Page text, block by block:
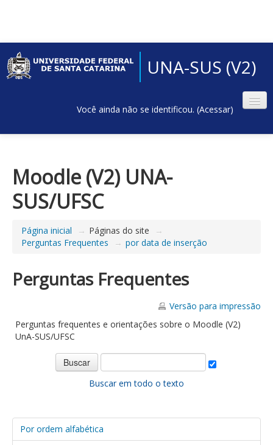
UNA-SUS (V2)
Você ainda não se identificou. (Acessar)
Moodle (V2) UNA-
SUS/UFSC
Página inicial → Páginas do site
→
Perguntas Frequentes
→ por data de inserção
Perguntas Frequentes
Versão para impressão
Perguntas frequentes e orientações sobre o Moodle (V2)
UnA-SUS/UFSC
Buscar em todo o texto
Por ordem alfabética